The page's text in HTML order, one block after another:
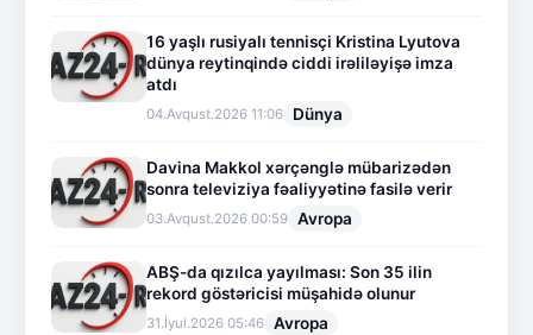
16 yaşlı rusiyalı tennisçi Kristina Lyutova
dünya reytinqində ciddi irəliləyişə imza
atdı
04.Avqust.2026 11:06 Dünya
Davina Makkol xərçənglə mübarizədən
sonra televiziya fəaliyyətinə fasilə verir
03.Avqust.2026 00:59 Avropa
ABŞ-da qızılca yayılması: Son 35 ilin
rekord göstəricisi müşahidə olunur
31.İyul.2026 05:46 Avropa